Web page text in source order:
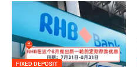
FIXED DEPOSIT